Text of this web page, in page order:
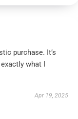
purchase. It’s
what I
Apr 19, 2025